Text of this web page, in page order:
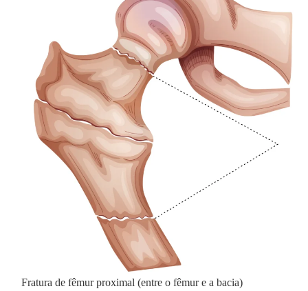
Fratura de fêmur proximal (entre o fêmur e a bacia)